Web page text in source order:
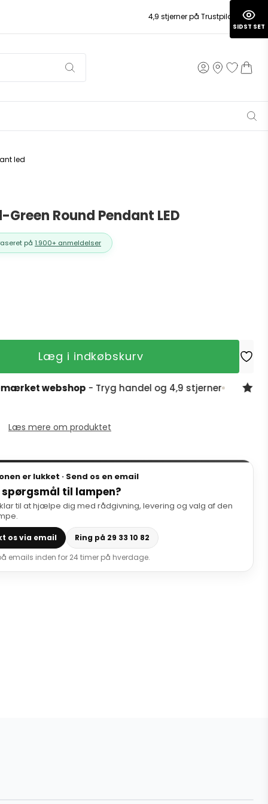
4,9 stjerner på Trustpilot
led
Round Pendant LED
på 1.900+ anmeldelser
Læg i indkøbskurv
webshop- Tryg handel og 4,9 stjerner 4,9
Læs mere om produktet
er lukket · Send os en email
spørgsmål til lampen?
til at hjælpe dig med rådgivning, levering og valg af den
os via email
Ring på 29 33 10 82
emails inden for 24 timer på hverdage.
SIDST SET